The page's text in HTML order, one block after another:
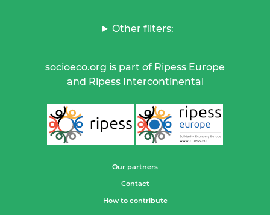
Other filters:
socioeco.org is part of Ripess Europe
and Ripess Intercontinental
Our partners
Contact
How to contribute